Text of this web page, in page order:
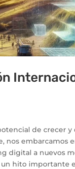
de crecer
embarcamos
digital a nuevos
hito importante